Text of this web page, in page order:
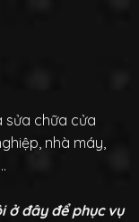
sửa chữa cửa
nhà máy,
ở đây để phục vụ